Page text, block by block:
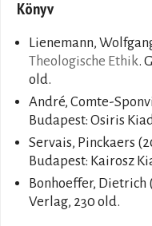
Könyv
Lienemann,
Theologische Ethik.
old.
André, Comte-
Budapest: Osiris
Servais, Pinckaers
Budapest: Kairosz
Bonhoeffer, Dietrich
Verlag, 230 old.